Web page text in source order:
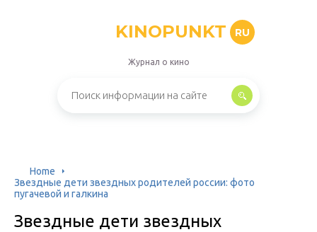
KINOPUNKT RU
Журнал о кино
Home
Звездные дети звездных родителей россии: фото
пугачевой и галкина
Звездные дети звездных